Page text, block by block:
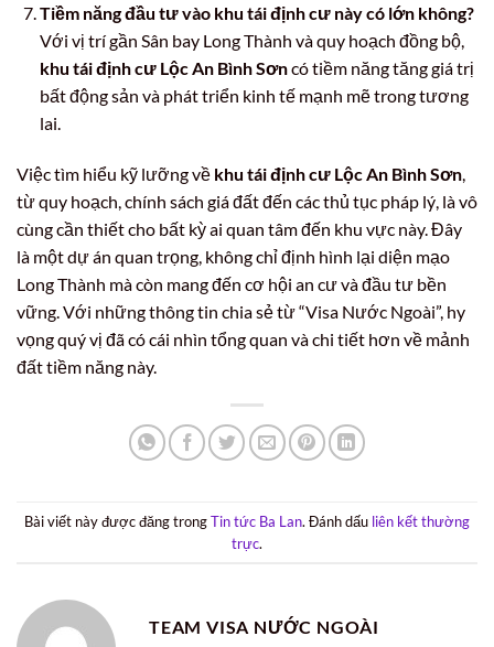
Tiềm năng đầu tư vào khu tái định cư này có lớn không?
Với vị trí gần Sân bay Long Thành và quy hoạch đồng bộ,
khu tái định cư Lộc An Bình Sơncó tiềm năng tăng giá trị
bất động sản và phát triển kinh tế mạnh mẽ trong tương
lai.
Việc tìm hiểu kỹ lưỡng về khu tái định cư Lộc An Bình Sơn,
từ quy hoạch, chính sách giá đất đến các thủ tục pháp lý, là vô
cùng cần thiết cho bất kỳ ai quan tâm đến khu vực này. Đây
là một dự án quan trọng, không chỉ định hình lại diện mạo
Long Thành mà còn mang đến cơ hội an cư và đầu tư bền
vững. Với những thông tin chia sẻ từ “Visa Nước Ngoài”, hy
vọng quý vị đã có cái nhìn tổng quan và chi tiết hơn về mảnh
đất tiềm năng này.
Bài viết này được đăng trongTin tức Ba Lan. Đánh dấu liên kết thường
trực.
TEAM VISA NƯỚC NGOÀI